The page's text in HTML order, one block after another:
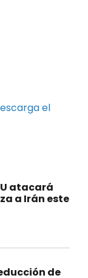
el
atacará
a Irán este
de